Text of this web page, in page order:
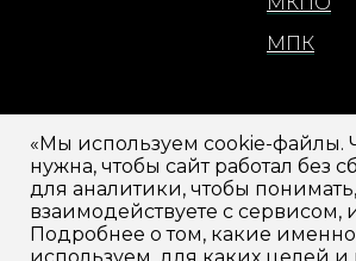
МПК
Санкт-Петербург
Кабинет
«Мы используем cookie-файлы.
нужна, чтобы сайт работал без
для аналитики, чтобы
взаимодействуете с сервисом,
Подробнее о том, какие